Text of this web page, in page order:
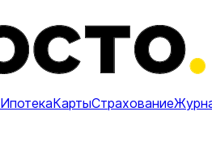
ИпотекаКартыСтрахование